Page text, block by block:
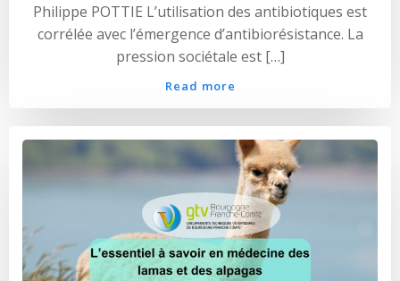
Philippe POTTIE L’utilisation des antibiotiques est
corrélée avec l’émergence d’antibiorésistance. La
pression sociétale est […]
Read more